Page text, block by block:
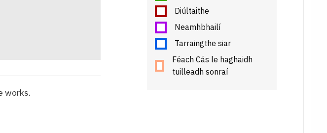
works.
Diúltaithe
Neamhbhailí
Tarraingthe siar
Féach Cás le haghaidh
tuilleadh sonraí